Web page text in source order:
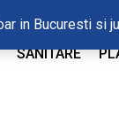
in Bucuresti si
SANITARE